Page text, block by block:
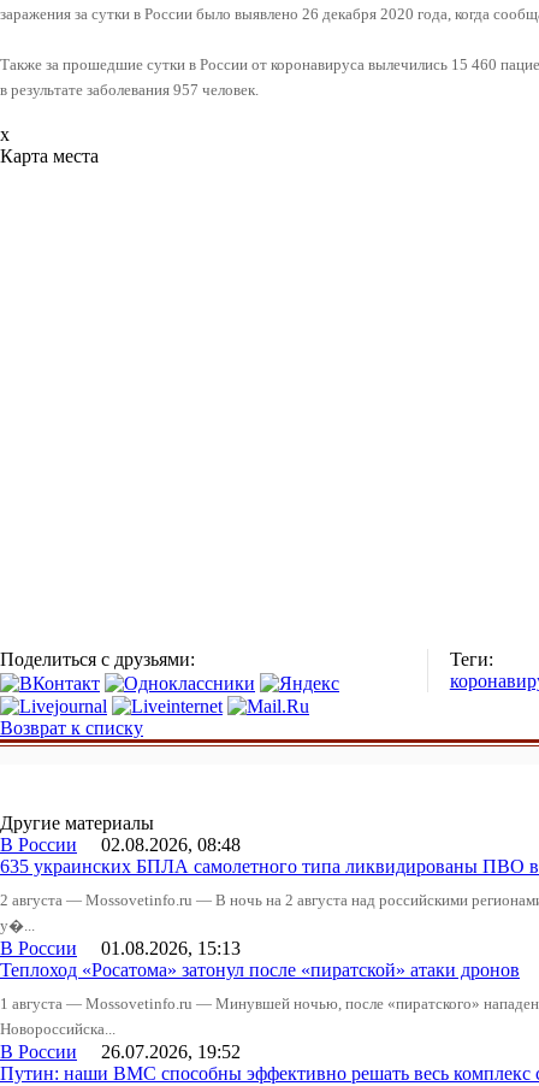
заражения за сутки в России было выявлено 26 декабря 2020 года, когда
Также за прошедшие сутки в России от коронавируса вылечились 15 460
в результате заболевания 957 человек.
x
Карта места
Поделиться с друзьями:
Теги:
Возврат к списку
Другие материалы
В России 02.08.2026, 08:48
635 украинских БПЛА самолетного типа ликвидированы ПВО
2 августа — Mossovetinfo.ru — В ночь на 2 августа над российскими
у�...
В России 01.08.2026, 15:13
Теплоход «Росатома» затонул после «пиратской» атаки дронов
1 августа — Mossovetinfo.ru — Минувшей ночью, после «пиратского»
Новороссийска...
В России 26.07.2026, 19:52
Путин: наши ВМС способны эффективно решать весь комплекс